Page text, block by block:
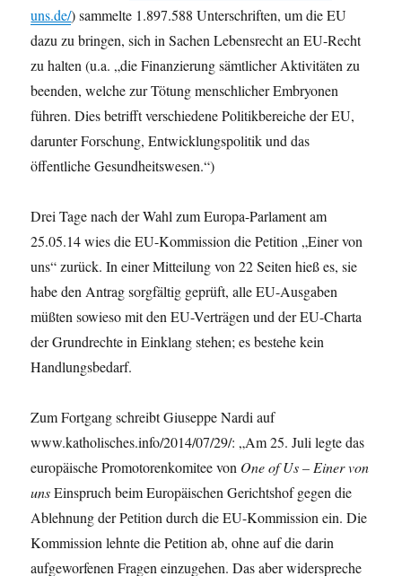
uns.de/) sammelte 1.897.588 Unterschriften, um die EU
dazu zu bringen, sich in Sachen Lebensrecht an EU-Recht
zu halten (u.a. „die Finanzierung sämtli­cher Aktivitäten zu
beenden, welche zur Tötung menschlicher Embryonen
führen. Dies betrifft verschiedene Politikbereiche der EU,
darunter Forschung, Entwicklungspolitik und das
öffentliche Gesundheitswesen.“)
Drei Tage nach der Wahl zum Europa-Parlament am
25.05.14 wies die EU-Kommission die Petition „Einer von
uns“ zurück. In einer Mitteilung von 22 Seiten hieß es, sie
habe den Antrag sorgfältig geprüft, alle EU-Ausgaben
müßten sowieso mit den EU-Verträgen und der EU-Charta
der Grundrechte in Einklang stehen; es bestehe kein
Handlungsbedarf.
Zum Fortgang schreibt Giuseppe Nardi auf
www.katholisches.info/2014/07/29/: „Am 25. Juli legte das
europäische Promotorenkomitee von One of Us – Einer von
unsEinspruch beim Europäischen Gerichtshof gegen die
Ablehnung der Petition durch die EU-Kommission ein. Die
Kommission lehnte die Petition ab, ohne auf die darin
aufgeworfenen Fragen einzugehen. Das aber widerspreche